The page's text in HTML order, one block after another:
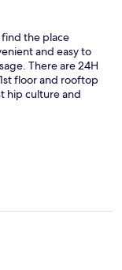
the place
and easy to
There are 24H
floor and rooftop
hip culture and